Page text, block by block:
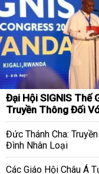
Đại Hội SIGNIS Thế
Truyền Thông Đối
Đức Thánh Cha:
Đình Nhân Loại
Các Giáo Hội Châu Á